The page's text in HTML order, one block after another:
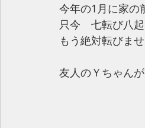
今年の1月に家の
只今　七転び八
もう絶対転びま
友人のＹちゃん